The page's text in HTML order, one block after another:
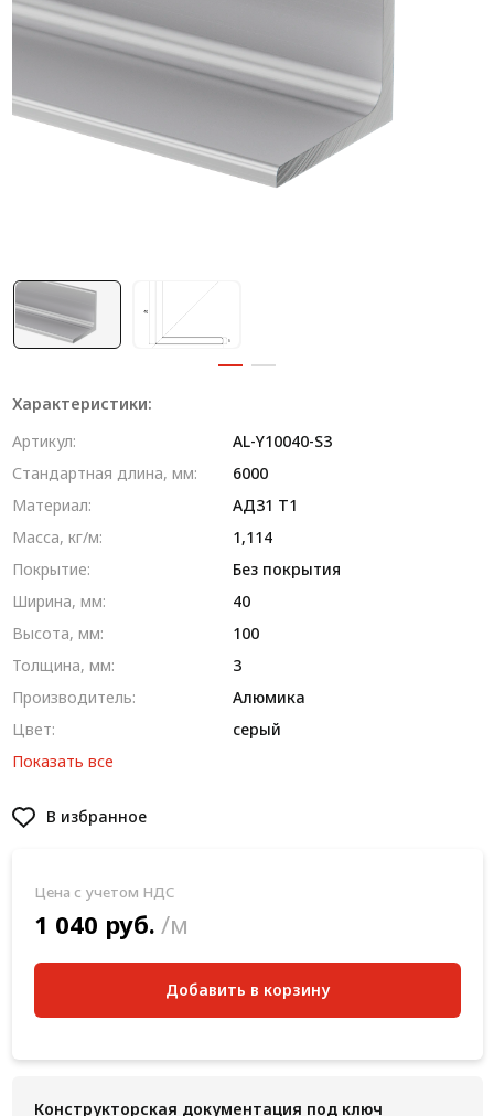
Система V-паза NEW!
Алюминиевые промышленные ограждения
Алюминиевая промышленная мебель
Крейты и кассеты Subrack systems
Профиль строительного назначения
Лист алюминиевый
Метрический крепеж
Конструкции из профиля
Услуги дополнительной обработки профиля
Характеристики:
Артикул:
AL-Y10040-S3
Стандартная длина, мм:
6000
Материал:
AД31 T1
Масса, кг/м:
1,114
Покрытие:
Без покрытия
Ширина, мм:
40
Высота, мм:
100
Толщина, мм:
3
Производитель:
Алюмика
Цвет:
серый
Показать все
В избранное
Цена с учетом НДС
1 040 руб. /м
Добавить в корзину
Конструкторская документация под ключ